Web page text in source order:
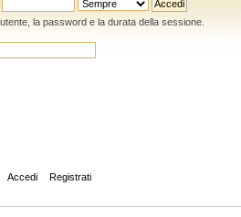
la password e la durata della sessione.
Accedi Registrati